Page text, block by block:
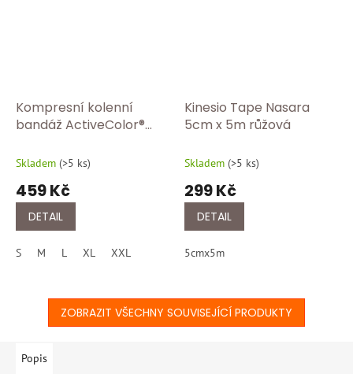
Kompresní kolenní
bandáž ActiveColor®
Skladem (>5 ks)
459 Kč
DETAIL
S M L XL XXL
Kinesio Tape Nasara
5cm x 5m růžová
Skladem (>5 ks)
299 Kč
DETAIL
5cmx5m
ZOBRAZIT VŠECHNY SOUVISEJÍCÍ PRODUKTY
Popis